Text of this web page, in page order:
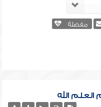
مفضلة
العلم الله